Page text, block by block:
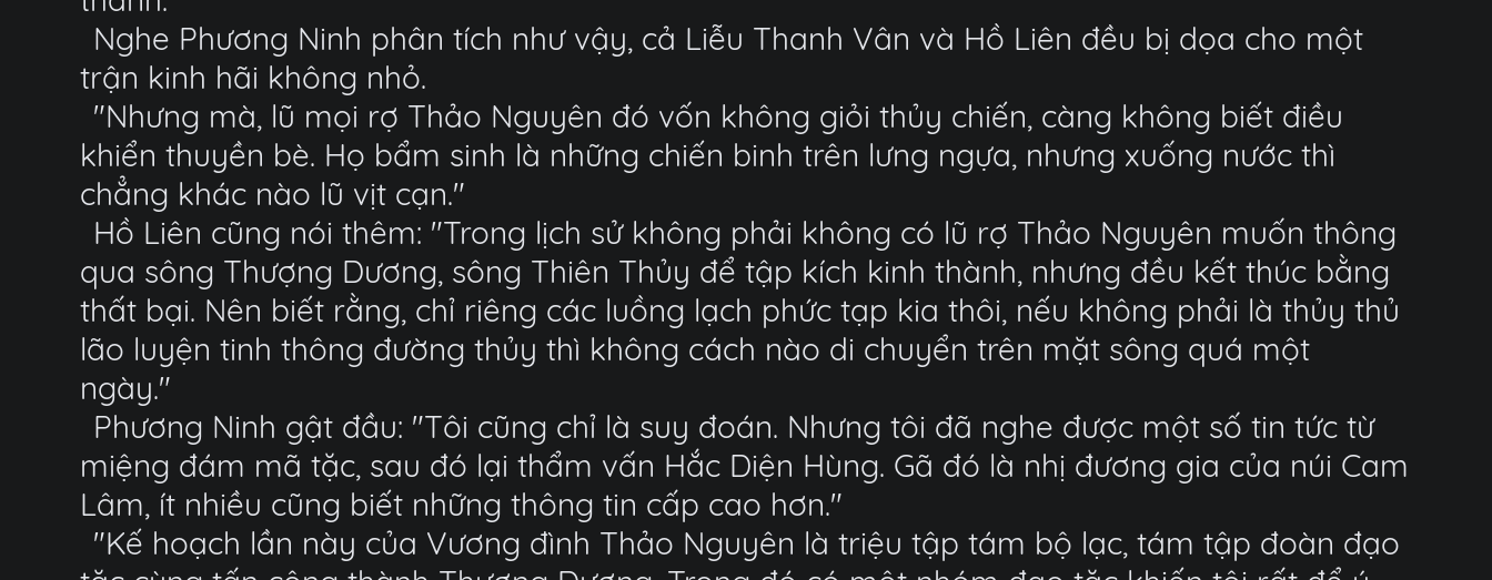
Nghe Phương Ninh phân tích như vậy, cả Liễu Thanh Vân và Hồ Liên đều bị dọa cho một
trận kinh hãi không nhỏ.
"Nhưng mà, lũ mọi rợ Thảo Nguyên đó vốn không giỏi thủy chiến, càng không biết điều
khiển thuyền bè. Họ bẩm sinh là những chiến binh trên lưng ngựa, nhưng xuống nước thì
chẳng khác nào lũ vịt cạn."
Hồ Liên cũng nói thêm: "Trong lịch sử không phải không có lũ rợ Thảo Nguyên muốn thông
qua sông Thượng Dương, sông Thiên Thủy để tập kích kinh thành, nhưng đều kết thúc bằng
thất bại. Nên biết rằng, chỉ riêng các luồng lạch phức tạp kia thôi, nếu không phải là thủy thủ
lão luyện tinh thông đường thủy thì không cách nào di chuyển trên mặt sông quá một
ngày."
Phương Ninh gật đầu: "Tôi cũng chỉ là suy đoán. Nhưng tôi đã nghe được một số tin tức từ
miệng đám mã tặc, sau đó lại thẩm vấn Hắc Diện Hùng. Gã đó là nhị đương gia của núi Cam
Lâm, ít nhiều cũng biết những thông tin cấp cao hơn."
"Kế hoạch lần này của Vương đình Thảo Nguyên là triệu tập tám bộ lạc, tám tập đoàn đạo